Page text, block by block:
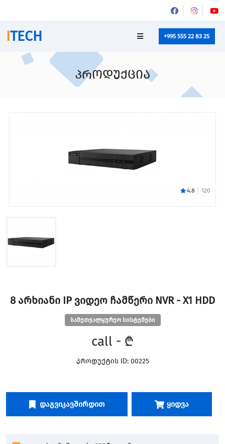
ITECH +995 555 22 83 25
პროდუქცია
4.8 120
8 ᲐᲠᲮᲘᲐᲜᲘ IP ᲕᲘᲓᲔᲝ ᲩᲐᲛᲬᲔᲠᲘ NVR - X1 HDD
სამეთვალყურეო სისტემები
call - ₾
პროდუქტის ID: 00225
Დაგვიკავშირდით Ყიდვა